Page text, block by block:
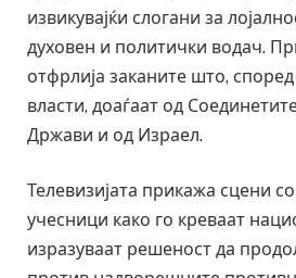
извикувајќи слогани за
духовен и политички водач.
отфрлија заканите што,
власти, доаѓаат од
Држави и од Израел.
Телевизијата прикажа сцени
учесници како го креваат
изразуваат решеност да